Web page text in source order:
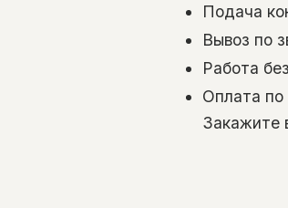
Подача
Вывоз по
Работа
Оплата по
Закажите